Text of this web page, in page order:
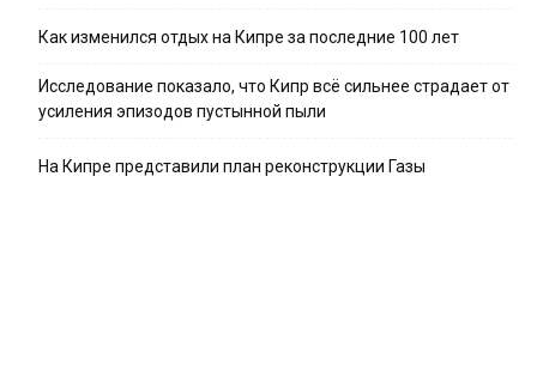
Как изменился отдых на Кипре за последние 100 лет
Исследование показало, что Кипр всё сильнее страдает от
усиления эпизодов пустынной пыли
На Кипре представили план реконструкции Газы